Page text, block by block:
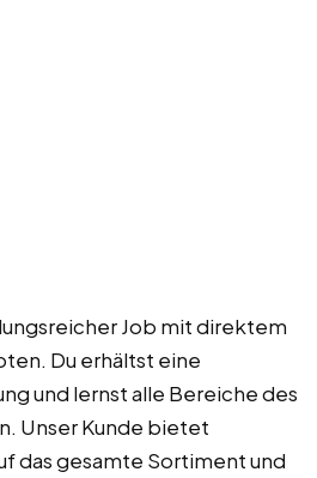
Job mit direktem
Du erhältst eine
und lernst alle Bereiche des
Unser Kunde bietet
das gesamte Sortiment und